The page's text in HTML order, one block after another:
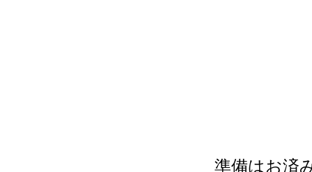
準備はお済